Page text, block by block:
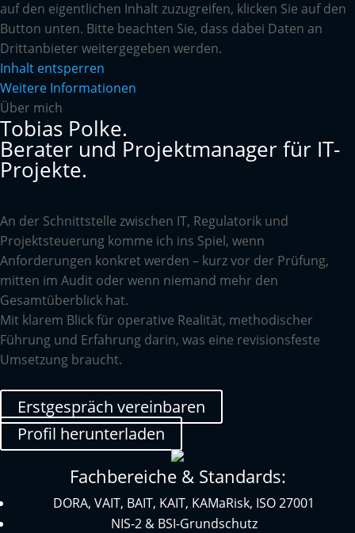
auf den eigentlichen Inhalt zuzugreifen, klicken Sie auf den
Button unten. Bitte beachten Sie, dass dabei Daten an
Drittanbieter weitergegeben werden.
Inhalt entsperren
Weitere Informationen
Über mich
Tobias Polke.
Berater und Projektmanager für IT-
Projekte.
An der Schnittstelle zwischen IT, Regulatorik und
Projektsteuerung komme ich ins Spiel, wenn
Anforderungen konkret werden – kurz vor der Prüfung,
mitten im Audit oder wenn niemand mehr den
Gesamtüberblick hat.
Mit klarem Blick für operative Realität, methodischer
Führung und Erfahrung darin, was eine revisionsfeste
Umsetzung braucht.
Erstgespräch vereinbaren
Profil herunterladen
Fachbereiche & Standards:
DORA, VAIT, BAIT, KAIT, KAMaRisk, ISO 27001
NIS-2 & BSI-Grundschutz